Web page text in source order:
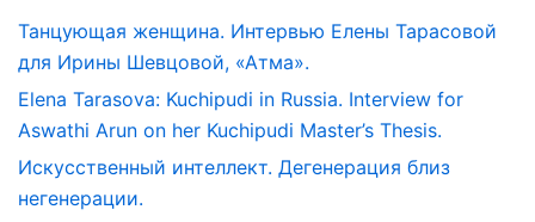
Танцующая женщина. Интервью Елены Тарасовой
для Ирины Шевцовой, «Атма».
Elena Tarasova: Kuchipudi in Russia. Interview for
Aswathi Arun on her Kuchipudi Master’s Thesis.
Искусственный интеллект. Дегенерация близ
негенерации.